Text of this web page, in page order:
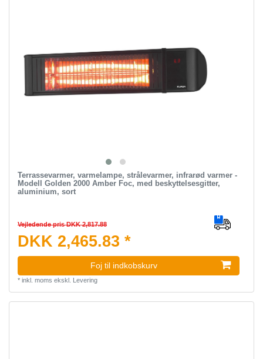
Terrassevarmer, varmelampe, strålevarmer, infrarød varmer -
Modell Golden 2000 Amber Foc, med beskyttelsesgitter,
aluminium, sort
Vejledende pris DKK 2,817.88
DKK 2,465.83 *
Foj til indkobskurv
* inkl. moms ekskl. Levering